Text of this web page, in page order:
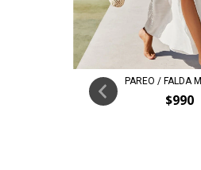
PAREO / FALDA
$990